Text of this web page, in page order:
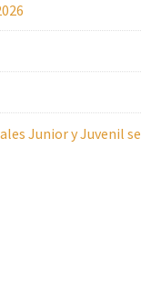
Junior y Juvenil se